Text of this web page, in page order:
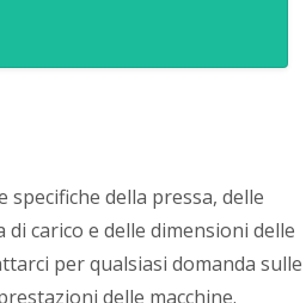
specifiche della pressa, delle
carico e delle dimensioni delle
per qualsiasi domanda sulle
delle macchine.